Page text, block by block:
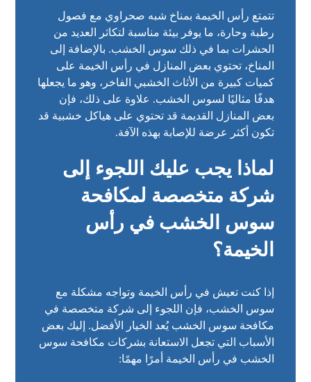
تتمتع رأس الخيمة بمناخ شبه صحراوي مع فصول
رطبة وحارة، ما يوفر بيئة مناسبة لتكاثر العديد من
الحشرات بما في ذلك سوس الخشب. بالإضافة إلى
المناخ، تحتوي بعض المنازل في رأس الخيمة على
كميات كبيرة من الأثاث الخشبي الفاخر، وهو ما يجعلها
هدفًا مثاليًا لسوس الخشب. علاوة على ذلك، فإن
بعض المنازل القديمة قد تحتوي على هياكل خشبية قد
تكون أكثر عرضة للإصابة بهذه الآفة.
لماذا يجب عليك اللجوء إلى
شركة متخصصة لمكافحة
سوس الخشب في رأس
الخيمة؟
إذا كنت تعيش في رأس الخيمة وتواجه مشكلة مع
سوس الخشب، فإن اللجوء إلى شركة متخصصة في
مكافحة سوس الخشب يُعد الخيار الأفضل. إليك بعض
الأسباب التي تجعل الاستعانة بشركات مكافحة سوس
الخشب في رأس الخيمة أمرًا مهمًا: